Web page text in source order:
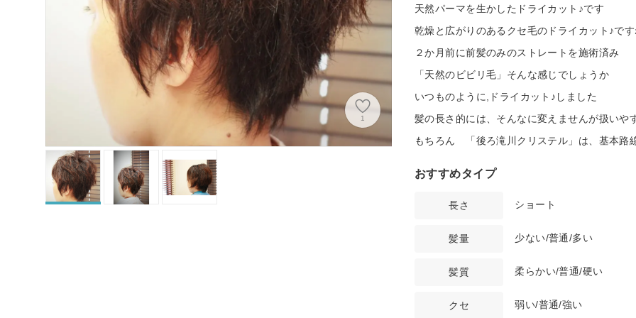
1
天然パーマを生かしたドライカット♪です
乾燥と広がりのあるクセ毛のドライカット♪で
２か月前に前髪のみのストレートを施術済み
「天然のビビリ毛」そんな感じでしょうか
いつものように,ドライカット♪しました
髪の長さ的には、そんなに変えませんが扱い
もちろん 「後ろ滝川クリステル」は、基本路
おすすめタイプ
長さ ショート
髪量 少ない/普通/多い
髪質 柔らかい/普通/硬い
クセ 弱い/普通/強い